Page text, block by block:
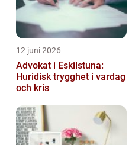
12 juni 2026
Advokat i Eskilstuna:
Huridisk trygghet i vardag
och kris